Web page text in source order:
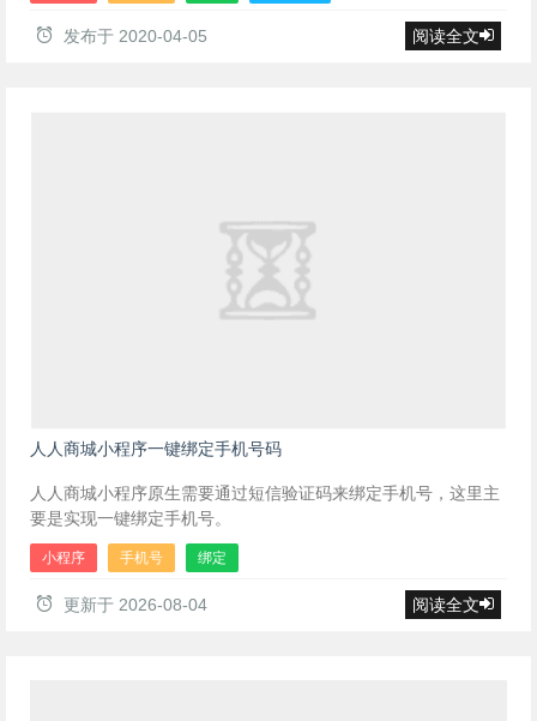
发布于 2020-04-05 阅读全文
人人商城小程序一键绑定手机号码
人人商城小程序原生需要通过短信验证码来绑定手机号，这里主
要是实现一键绑定手机号。
小程序 手机号 绑定
更新于 2026-08-04 阅读全文